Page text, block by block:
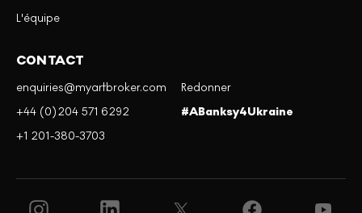
L'équipe
CONTACT
enquiries@myartbroker.com
+44 (0)204 571 6292
+1 201-380-3703
Redonner
#ABanksy4Ukraine